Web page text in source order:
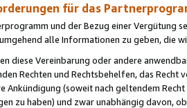
für das
und der Bezug einer Vergütung
alle Informationen zu geben, die
diese Vereinbarung oder andere
Rechten und Rechtsbehelfen, das
Ankündigung (soweit nach geltendem
zu haben) und zwar unabhängig davon,